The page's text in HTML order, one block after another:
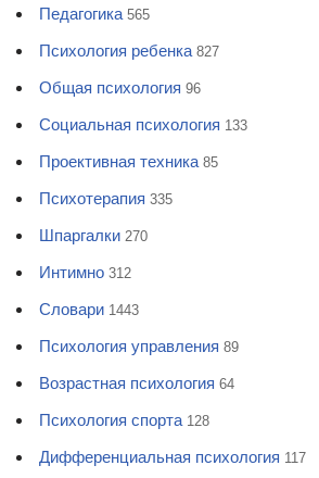
Педагогика 565
Психология ребенка 827
Общая психология 96
Социальная психология 133
Проективная техника 85
Психотерапия 335
Шпаргалки 270
Интимно 312
Словари 1443
Психология управления 89
Возрастная психология 64
Психология спорта 128
Дифференциальная психология 117